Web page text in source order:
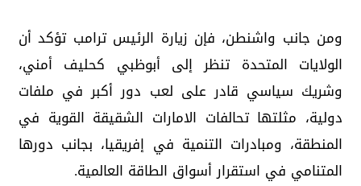
ومن جانب واشنطن، فإن زيارة الرئيس ترامب تؤكد أن
الولايات المتحدة تنظر إلى أبوظبي كحليف أمني،
وشريك سياسي قادر على لعب دور أكبر في ملفات
دولية، مثلتها تحالفات الامارات الشقيقة القوية في
المنطقة، ومبادرات التنمية في إفريقيا، بجانب دورها
المتنامي في استقرار أسواق الطاقة العالمية.